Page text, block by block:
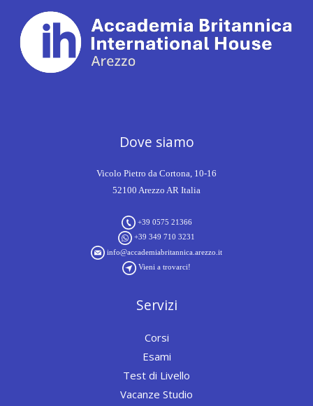
Dove siamo
Vicolo Pietro da Cortona, 10-16
52100 Arezzo AR Italia
+39 0575 21366
+39 349 710 3231
info@accademiabritannica.arezzo.it
Vieni a trovarci!
Servizi
Corsi
Esami
Test di Livello
Vacanze Studio